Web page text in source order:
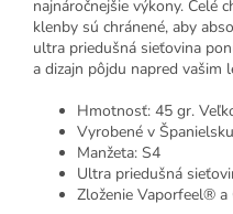
najnáročnejšie výkony. Celé
klenby sú chránené, aby
ultra priedušná sieťovina
a dizajn pôjdu napred vašim
Hmotnosť: 45 gr.
Vyrobené v Španielsku
Manžeta: S4
Ultra priedušná
Zloženie Vaporfeel®